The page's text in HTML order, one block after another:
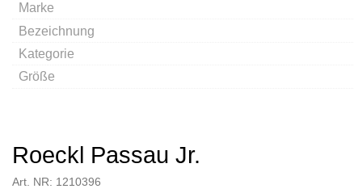
Marke
Bezeichnung
Kategorie
Größe
Roeckl Passau Jr.
Art. NR: 1210396